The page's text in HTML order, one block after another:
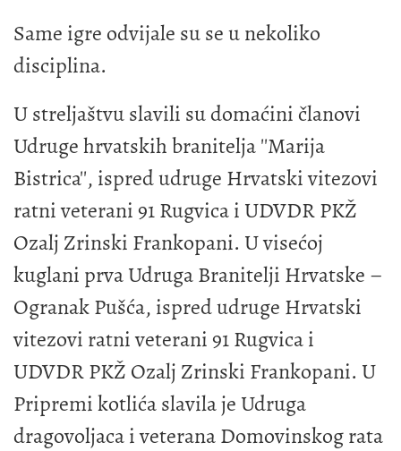
Same igre odvijale su se u nekoliko
disciplina.
U streljaštvu slavili su domaćini članovi
Udruge hrvatskih branitelja ''Marija
Bistrica'', ispred udruge Hrvatski vitezovi
ratni veterani 91 Rugvica i UDVDR PKŽ
Ozalj Zrinski Frankopani. U visećoj
kuglani prva Udruga Branitelji Hrvatske –
Ogranak Pušća, ispred udruge Hrvatski
vitezovi ratni veterani 91 Rugvica i
UDVDR PKŽ Ozalj Zrinski Frankopani. U
Pripremi kotlića slavila je Udruga
dragovoljaca i veterana Domovinskog rata